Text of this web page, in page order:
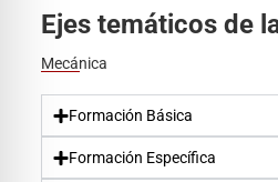
Ejes temáticos de
Mecánica
Formación Básica
Formación Específica